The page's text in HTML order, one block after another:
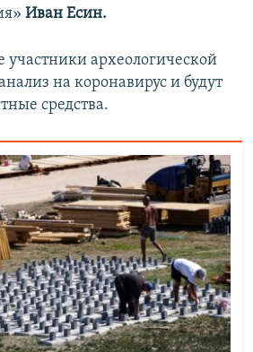
Иван Есин.
участники археологической
на коронавирус и будут
средства.